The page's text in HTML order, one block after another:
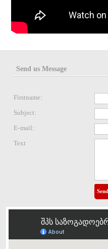
Send us Message
Firstname:
Subject:
E-mail:
Text